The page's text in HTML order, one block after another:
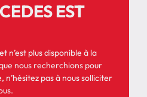
EST
n’est plus disponible à la
nous recherchions pour
n’hésitez pas à nous solliciter